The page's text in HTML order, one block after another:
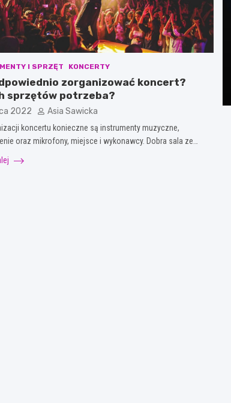
I SPRZĘT KONCERTY
zorganizować koncert?
sprzętów potrzeba?
2022 Asia Sawicka
koncertu konieczne są instrumenty muzyczne,
oraz mikrofony, miejsce i wykonawcy. Dobra sala ze…